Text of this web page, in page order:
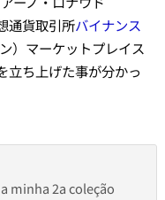
通貨取引所バイナンス
）マーケットプレイス
立ち上げた事が分かっ
minha 2a coleção